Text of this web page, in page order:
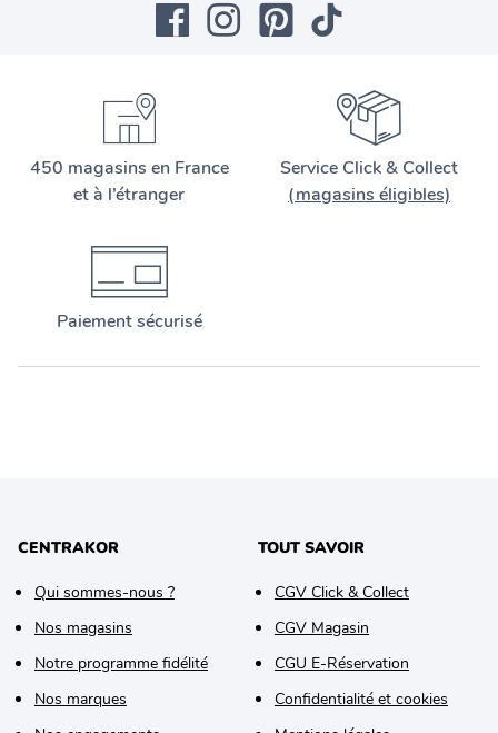
450 magasins en France
et à l’étranger
Service Click & Collect
(magasins éligibles)
Paiement sécurisé
CENTRAKOR
Qui sommes-nous ?
Nos magasins
Notre programme fidélité
Nos marques
TOUT SAVOIR
CGV Click & Collect
CGV Magasin
CGU E-Réservation
Confidentialité et cookies